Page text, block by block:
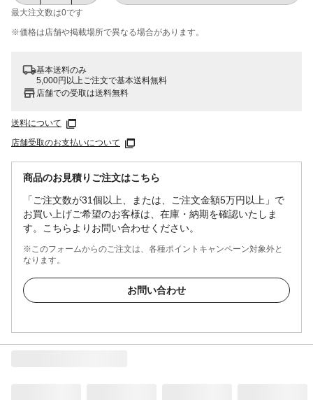
最大注文数は0です
※価格は​店舗や​掲載場所で​異なる​場合が​あります。
基本送料のみ
5,000円以上ご注文で基本送料無料
店舗での受取は送料無料
送料について
店舗受取のお支払いについて
商品のお見積りご注文はこちら
「ご注文数が31個以上、または、ご注文金額5万円以上」で
お買い上げご希望のお客様は、在庫・納期を確認いたしま
す。こちらよりお問い合わせください。
※このフォームからのご注文は、各種ポイントキャンペーン対象外と
なります。
お問い合わせ